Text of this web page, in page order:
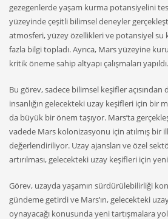
gezegenlerde yaşam kurma potansiyelini
yüzeyinde çeşitli bilimsel deneyler
atmosferi, yüzey özellikleri ve potansiyel su
fazla bilgi topladı. Ayrıca, Mars yüzeyine
kritik öneme sahip altyapı çalışmaları yapıldı.
Bu görev, sadece bilimsel keşifler açısından
insanlığın gelecekteki uzay keşifleri için bir
da büyük bir önem taşıyor. Mars’ta
vadede Mars kolonizasyonu için atılmış bir
değerlendiriliyor. Uzay ajansları ve özel
artırılması, gelecekteki uzay keşifleri için
Görev, uzayda yaşamın sürdürülebilirliği
gündeme getirdi ve Mars’ın, gelecekteki
oynayacağı konusunda yeni tartışmalara yol